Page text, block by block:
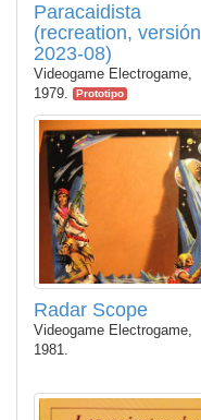
Paracaidista
(recreation, versión
2023-08)
Videogame Electrogame,
1979.
Prototipo
Radar Scope
Videogame Electrogame,
1981.